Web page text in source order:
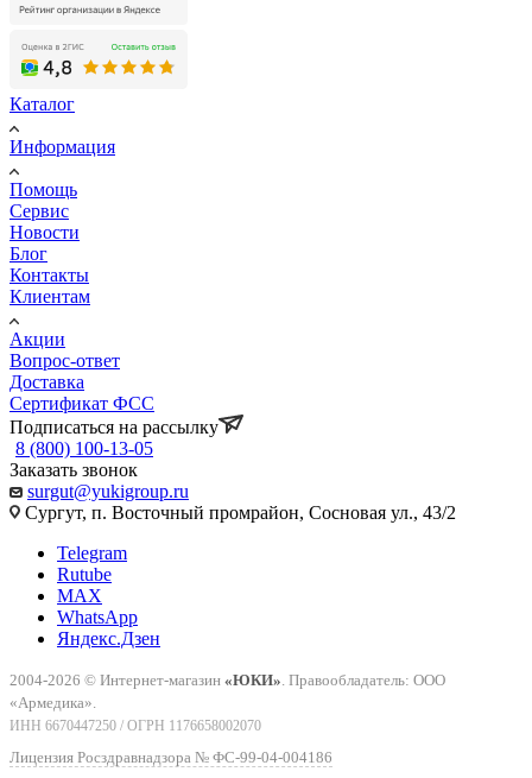
Каталог
Информация
Помощь
Сервис
Новости
Блог
Контакты
Клиентам
Акции
Вопрос-ответ
Доставка
Сертификат ФСС
Подписаться на рассылку
8 (800) 100-13-05
Заказать звонок
surgut@yukigroup.ru
Сургут, п. Восточный промрайон, Сосновая ул., 43/2
Telegram
Rutube
MAX
WhatsApp
Яндекс.Дзен
2004-2026 © Интернет-магазин «ЮКИ» . Правообладатель: ООО
«Армедика».
ИНН 6670447250 / ОГРН 1176658002070
Лицензия Росздравнадзора № ФС-99-04-004186